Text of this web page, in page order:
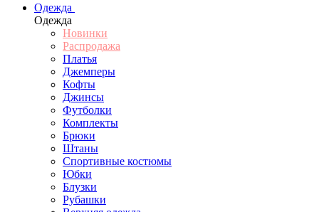
Одежда
Одежда
Новинки
Распродажа
Платья
Джемперы
Кофты
Джинсы
Футболки
Комплекты
Брюки
Штаны
Спортивные костюмы
Юбки
Блузки
Рубашки